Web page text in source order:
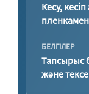
Кесу,
БЕЛГІЛЕР
Тапсырыс
және